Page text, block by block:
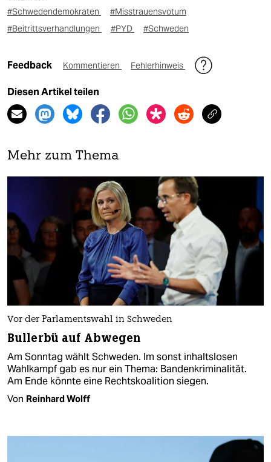
#Schwedendemokraten
#Misstrauensvotum
#Beitrittsverhandlungen
#PYD #Schweden
Feedback Kommentieren Fehlerhinweis
Diesen Artikel teilen
Mehr zum Thema
Vor der Parlamentswahl in Schweden
Bullerbü auf Abwegen
Am Sonntag wählt Schweden. Im sonst inhaltslosen
Wahlkampf gab es nur ein Thema: Bandenkriminalität.
Am Ende könnte eine Rechtskoalition siegen.
Von Reinhard Wolff